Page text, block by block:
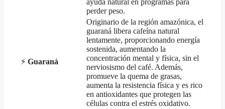
perder peso.
⚡️ Guaraná
Originario de la región amazónica, el
guaraná libera cafeína natural
lentamente, proporcionando energía
sostenida, aumentando la
concentración mental y física, sin el
nerviosismo del café. Además,
promueve la quema de grasas,
aumenta la resistencia física y es rico
en antioxidantes que protegen las
células contra el estrés oxidativo.